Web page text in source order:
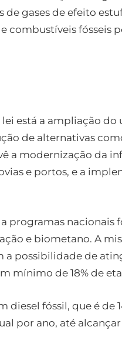
de gases de efeito
combustíveis fósseis
está a ampliação
de alternativas
a modernização da
e portos, e a
programas nacionais
e biometano. A
a possibilidade de
mínimo de 18% de
diesel fóssil, que é de
por ano, até alcançar